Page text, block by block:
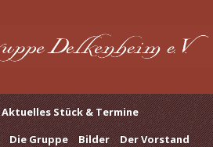
Aktuelles Stück & Termine
Die Gruppe Bilder Der Vorstand